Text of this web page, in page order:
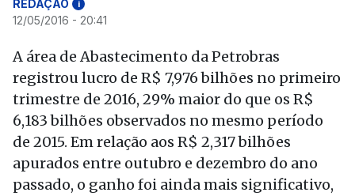
REDAÇÃO i
12/05/2016 - 20:41
A área de Abastecimento da Petrobras
registrou lucro de R$ 7,976 bilhões no primeiro
trimestre de 2016, 29% maior do que os R$
6,183 bilhões observados no mesmo período
de 2015. Em relação aos R$ 2,317 bilhões
apurados entre outubro e dezembro do ano
passado, o ganho foi ainda mais significativo,